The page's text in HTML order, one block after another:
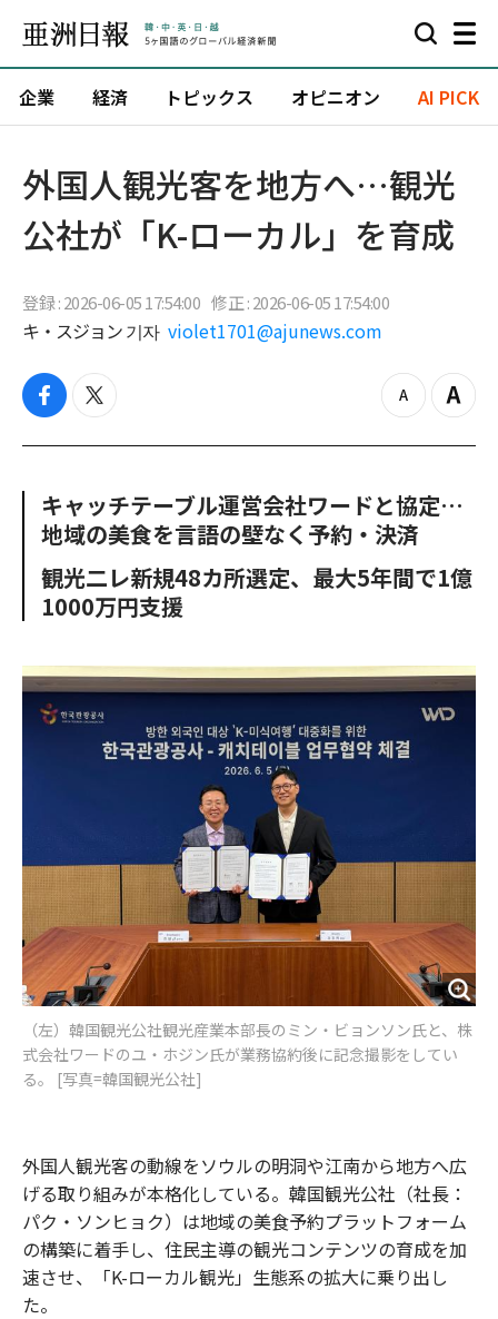
企業 経済 トピックス オピニオン AI PICK
外国人観光客を地方へ…観光
公社が「K-ローカル」を育成
登録 : 2026-06-05 17:54:00 修正 : 2026-06-05 17:54:00
キ・スジョン 기자 violet1701@ajunews.com
f
c
o
o
k
t
i
e
r
z
o
u
t
Z
o
n
キャッチテーブル運営会社ワードと協定…
地域の美食を言語の壁なく予約・決済
観光二レ新規48カ所選定、最大5年間で1億
1000万円支援
（左）韓国観光公社観光産業本部長のミン・ビョンソン氏と、株
式会社ワードのユ・ホジン氏が業務協約後に記念撮影をしてい
る。 [写真=韓国観光公社]
外国人観光客の動線をソウルの明洞や江南から地方へ広
げる取り組みが本格化している。韓国観光公社（社長：
パク・ソンヒョク）は地域の美食予約プラットフォーム
の構築に着手し、住民主導の観光コンテンツの育成を加
速させ、「K-ローカル観光」生態系の拡大に乗り出し
た。